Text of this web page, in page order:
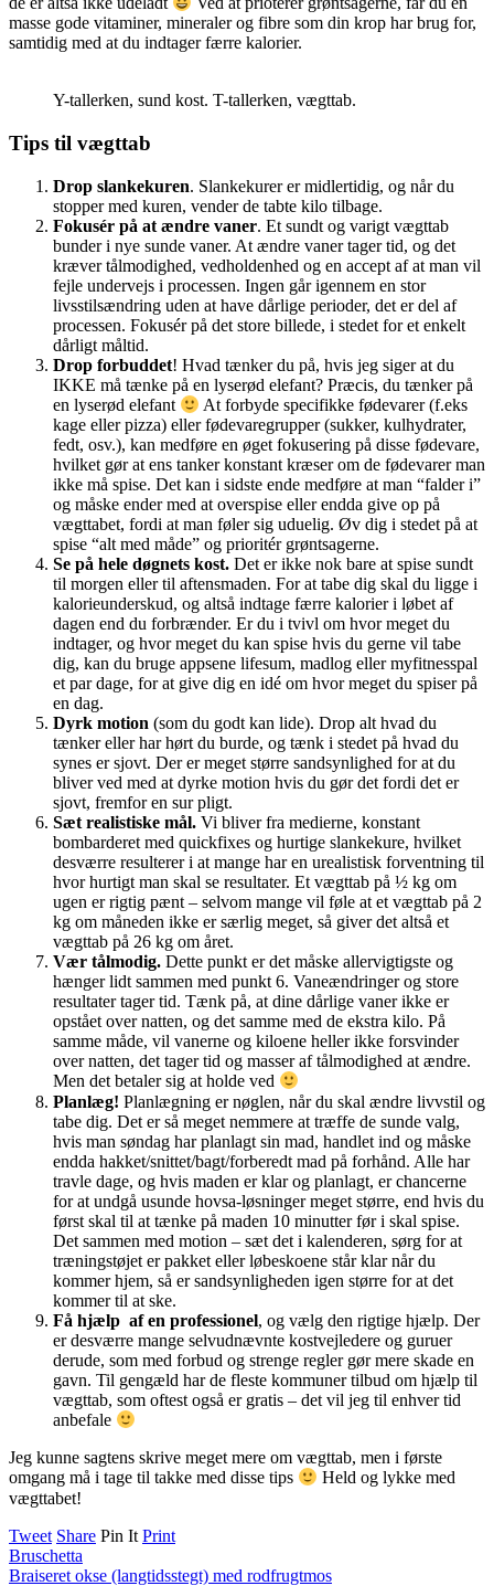
masse gode vitaminer, mineraler og fibre som din krop har brug for,
samtidig med at du indtager færre kalorier.
Y-tallerken, sund kost. T-tallerken, vægttab.
Tips til vægttab
Drop slankekuren. Slankekurer er midlertidig, og når du
stopper med kuren, vender de tabte kilo tilbage.
Fokusér på at ændre vaner. Et sundt og varigt vægttab
bunder i nye sunde vaner. At ændre vaner tager tid, og det
kræver tålmodighed, vedholdenhed og en accept af at man vil
fejle undervejs i processen. Ingen går igennem en stor
livsstilsændring uden at have dårlige perioder, det er del af
processen. Fokusér på det store billede, i stedet for et enkelt
dårligt måltid.
Drop forbuddet! Hvad tænker du på, hvis jeg siger at du
IKKE må tænke på en lyserød elefant? Præcis, du tænker på
en lyserød elefant
At forbyde specifikke fødevarer (f.eks
kage eller pizza) eller fødevaregrupper (sukker, kulhydrater,
fedt, osv.), kan medføre en øget fokusering på disse fødevare,
hvilket gør at ens tanker konstant kræser om de fødevarer man
ikke må spise. Det kan i sidste ende medføre at man “falder i”
og måske ender med at overspise eller endda give op på
vægttabet, fordi at man føler sig uduelig. Øv dig i stedet på at
spise “alt med måde” og prioritér grøntsagerne.
Se på hele døgnets kost. Det er ikke nok bare at spise sundt
til morgen eller til aftensmaden. For at tabe dig skal du ligge i
kalorieunderskud, og altså indtage færre kalorier i løbet af
dagen end du forbrænder. Er du i tvivl om hvor meget du
indtager, og hvor meget du kan spise hvis du gerne vil tabe
dig, kan du bruge appsene lifesum, madlog eller myfitnesspal
et par dage, for at give dig en idé om hvor meget du spiser på
en dag.
Dyrk motion (som du godt kan lide). Drop alt hvad du
tænker eller har hørt du burde, og tænk i stedet på hvad du
synes er sjovt. Der er meget større sandsynlighed for at du
bliver ved med at dyrke motion hvis du gør det fordi det er
sjovt, fremfor en sur pligt.
Sæt realistiske mål. Vi bliver fra medierne, konstant
bombarderet med quickfixes og hurtige slankekure, hvilket
desværre resulterer i at mange har en urealistisk forventning til
hvor hurtigt man skal se resultater. Et vægttab på ½ kg om
ugen er rigtig pænt – selvom mange vil føle at et vægttab på 2
kg om måneden ikke er særlig meget, så giver det altså et
vægttab på 26 kg om året.
Vær tålmodig. Dette punkt er det måske allervigtigste og
hænger lidt sammen med punkt 6. Vaneændringer og store
resultater tager tid. Tænk på, at dine dårlige vaner ikke er
opstået over natten, og det samme med de ekstra kilo. På
samme måde, vil vanerne og kiloene heller ikke forsvinder
over natten, det tager tid og masser af tålmodighed at ændre.
Men det betaler sig at holde ved
Planlæg! Planlægning er nøglen, når du skal ændre livvstil og
tabe dig. Det er så meget nemmere at træffe de sunde valg,
hvis man søndag har planlagt sin mad, handlet ind og måske
endda hakket/snittet/bagt/forberedt mad på forhånd. Alle har
travle dage, og hvis maden er klar og planlagt, er chancerne
for at undgå usunde hovsa-løsninger meget større, end hvis du
først skal til at tænke på maden 10 minutter før i skal spise.
Det sammen med motion – sæt det i kalenderen, sørg for at
træningstøjet er pakket eller løbeskoene står klar når du
kommer hjem, så er sandsynligheden igen større for at det
kommer til at ske.
Få hjælp af en professionel, og vælg den rigtige hjælp. Der
er desværre mange selvudnævnte kostvejledere og guruer
derude, som med forbud og strenge regler gør mere skade en
gavn. Til gengæld har de fleste kommuner tilbud om hjælp til
vægttab, som oftest også er gratis – det vil jeg til enhver tid
anbefale
Jeg kunne sagtens skrive meget mere om vægttab, men i første
omgang må i tage til takke med disse tips
Held og lykke med
vægttabet!
Tweet Share Pin It Print
Bruschetta
Braiseret okse (langtidsstegt) med rodfrugtmos